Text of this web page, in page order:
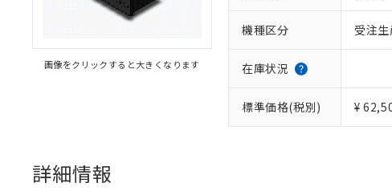
画像をクリックすると大きくなります
機種区分 受注
在庫状況
標準価格(税別) ¥
詳細情報